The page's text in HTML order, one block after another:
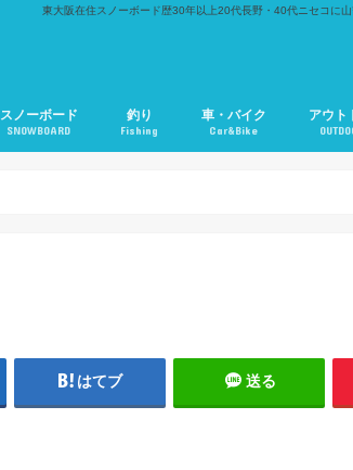
東大阪在住スノーボード歴30年以上20代長野・40代ニセコに
スノーボード
SNOWBOARD
釣り
Fishing
車・バイク
Car&Bike
アウト
はてブ 送る